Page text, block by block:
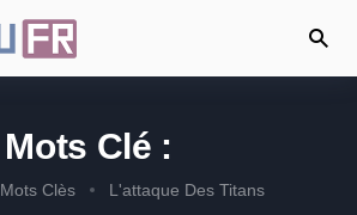
Mots Clé :
Mots Clès L'attaque Des Titans